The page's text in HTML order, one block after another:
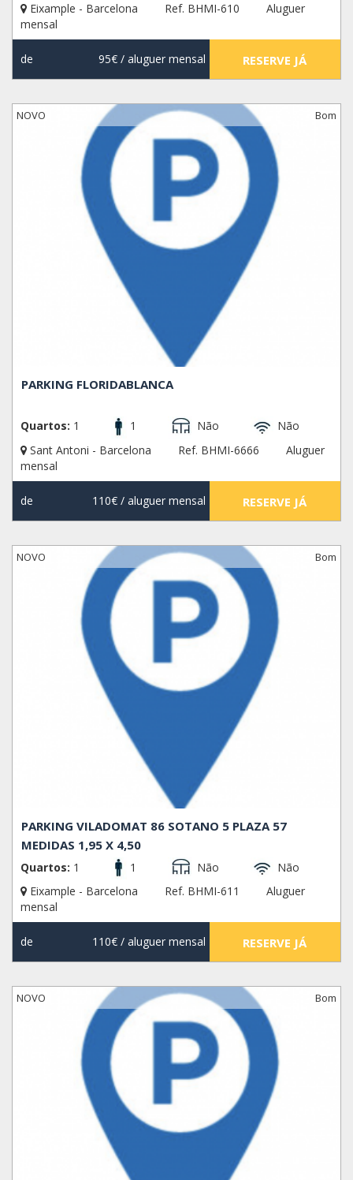
Eixample - Barcelona
Ref. BHMI-610
Aluguer
mensal
de 95€/ aluguer mensal RESERVE JÁ
NOVO Bom
PARKING FLORIDABLANCA
Quartos: 1 1 Não
Não
Sant Antoni - Barcelona
Ref. BHMI-6666
Aluguer
mensal
de 110€/ aluguer mensal RESERVE JÁ
NOVO Bom
PARKING VILADOMAT 86 SOTANO 5 PLAZA 57
MEDIDAS 1,95 X 4,50
Quartos: 1 1 Não
Não
Eixample - Barcelona
Ref. BHMI-611
Aluguer
mensal
de 110€/ aluguer mensal RESERVE JÁ
NOVO Bom